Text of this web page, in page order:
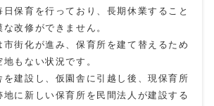
保育を行っており、長期休業すること
改修ができません。
市街化が進み、保育所を建て替えるため
もない状況です。
を建設し、仮園舎に引越し後、現保育所
地に新しい保育所を民間法人が建設する